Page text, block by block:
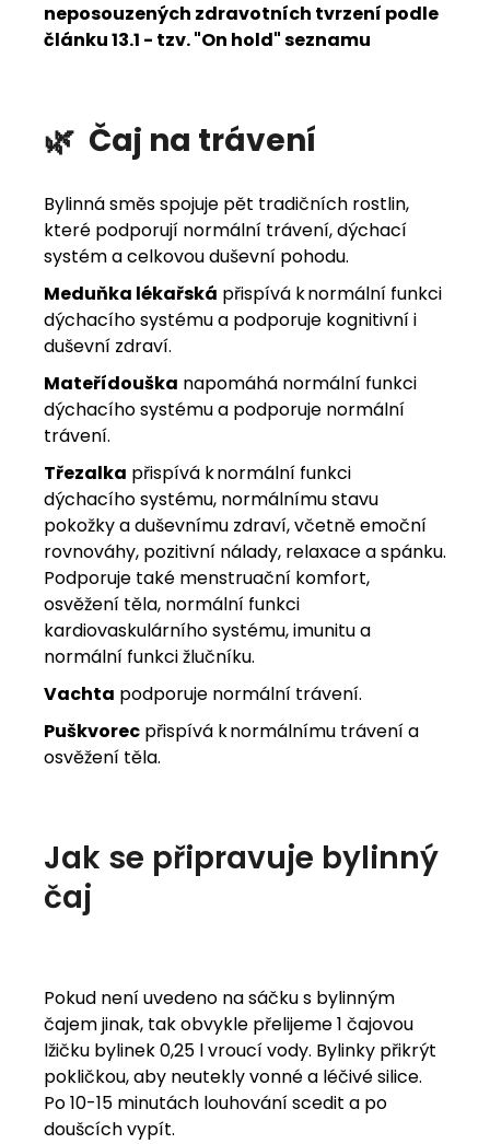
neposouzených zdravotních tvrzení podle
článku 13.1 - tzv. "On hold" seznamu
🌿 Čaj na trávení
Bylinná směs spojuje pět tradičních rostlin,
které podporují normální trávení, dýchací
systém a celkovou duševní pohodu.
Meduňka lékařská přispívá k normální funkci
dýchacího systému a podporuje kognitivní i
duševní zdraví.
Mateřídouška napomáhá normální funkci
dýchacího systému a podporuje normální
trávení.
Třezalka přispívá k normální funkci
dýchacího systému, normálnímu stavu
pokožky a duševnímu zdraví, včetně emoční
rovnováhy, pozitivní nálady, relaxace a spánku.
Podporuje také menstruační komfort,
osvěžení těla, normální funkci
kardiovaskulárního systému, imunitu a
normální funkci žlučníku.
Vachta podporuje normální trávení.
Puškvorec přispívá k normálnímu trávení a
osvěžení těla.
Jak se připravuje bylinný
čaj
Pokud není uvedeno na sáčku s bylinným
čajem jinak, tak obvykle přelijeme 1 čajovou
lžičku bylinek 0,25 l vroucí vody. Bylinky přikrýt
pokličkou, aby neutekly vonné a léčivé silice.
Po 10-15 minutách louhování scedit a po
doušcích vypít.